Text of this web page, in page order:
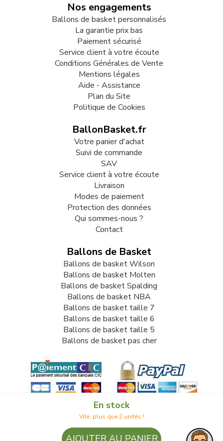
En stock
Vite, plus que 2 unités !
AJOUTER AU PANIER
Nos engagements
Ballons de basket personnalisés
La garantie prix bas
Paiement sécurisé
Service client à votre écoute
Conditions Générales de Vente
Mentions légales
Aide - Assistance
Plan du Site
Politique de Cookies
BallonBasket.fr
Votre panier d'achat
Suivi de commande
SAV
Service client à votre écoute
Livraison
Modes de paiement
Protection des données
Qui sommes-nous ?
Contact
Ballons de Basket
Ballons de basket Wilson
Ballons de basket Molten
Ballons de basket Spalding
Ballons de basket NBA
Ballons de basket taille 7
Ballons de basket taille 6
Ballons de basket taille 5
Ballons de basket pas cher
© 2009-2026 LB82. Tous droits réservés - ballonbasket.fr -